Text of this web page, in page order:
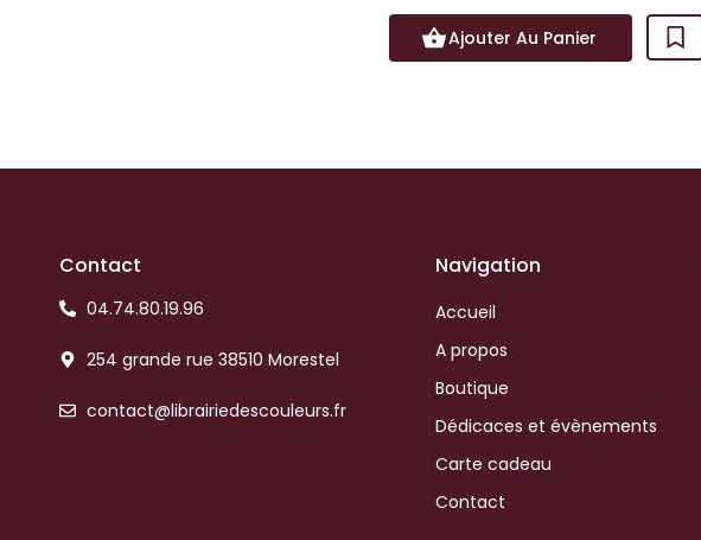
Ajouter Au Panier
Contact
04.74.80.19.96
254 grande rue 38510 Morestel
contact@librairiedescouleurs.fr
Navigation
Accueil
A propos
Boutique
Dédicaces et évènements
Carte cadeau
Contact